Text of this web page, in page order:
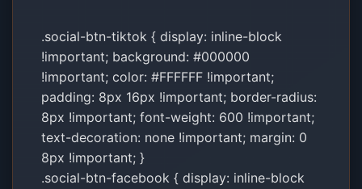
.social-btn-tiktok { display: inline-block
!important; background: #000000
!important; color: #FFFFFF !important;
padding: 8px 16px !important; border-radius:
8px !important; font-weight: 600 !important;
text-decoration: none !important; margin: 0
8px !important; }
.social-btn-facebook { display: inline-block